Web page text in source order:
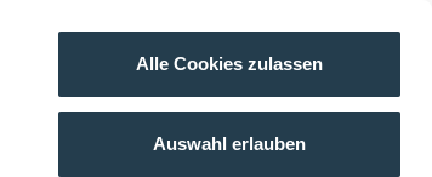
Alle Cookies zulassen
Auswahl erlauben